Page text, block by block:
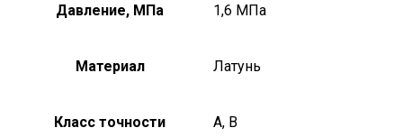
Давление, МПа 1,6 МПа
Материал Латунь
Класс точности А, В